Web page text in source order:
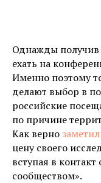
Однажды получив
ехать на
Именно поэтому
делают выбор в
российские
по причине
Как вернозаметил
цену своего
вступая в
сообществом».